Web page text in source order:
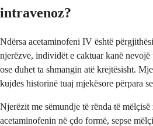
intravenoz?
Ndërsa acetaminofeni IV është
njerëzve, individët e caktuar kanë nevojë
ose duhet ta shmangin atë krejtësisht.
kujdes historinë tuaj mjekësore përpara
Njerëzit me sëmundje të rënda të
acetaminofenin në çdo formë, sepse